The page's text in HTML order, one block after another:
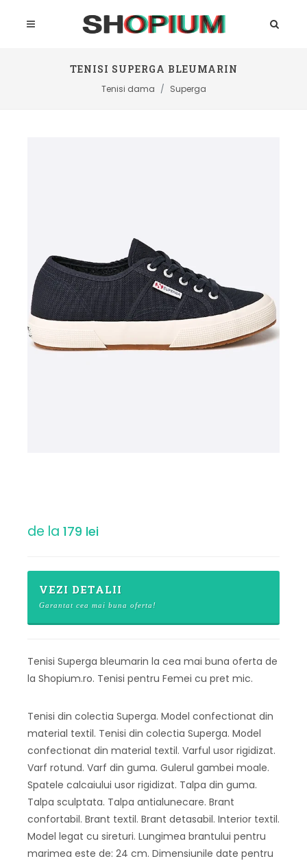
TENISI SUPERGA BLEUMARIN
Tenisi dama Superga
de la 179 lei
VEZI DETALII
Garantat cea mai buna oferta!
Tenisi Superga bleumarin la cea mai buna oferta de
la Shopium.ro. Tenisi pentru Femei cu pret mic.
Tenisi din colectia Superga. Model confectionat din
material textil. Tenisi din colectia Superga. Model
confectionat din material textil. Varful usor rigidizat.
Varf rotund. Varf din guma. Gulerul gambei moale.
Spatele calcaiului usor rigidizat. Talpa din guma.
Talpa sculptata. Talpa antialunecare. Brant
confortabil. Brant textil. Brant detasabil. Interior textil.
Model legat cu sireturi. Lungimea brantului pentru
marimea este de: 24 cm. Dimensiunile date pentru